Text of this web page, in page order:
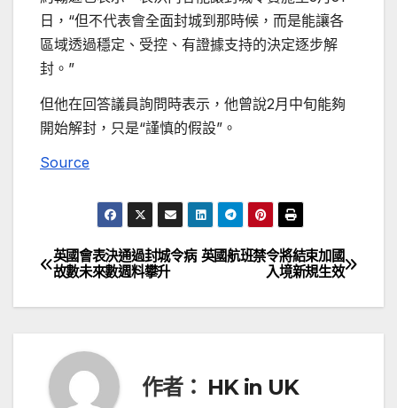
日，“但不代表會全面封城到那時候，而是能讓各
區域透過穩定、受控、有證據支持的決定逐步解
封。”
但他在回答議員詢問時表示，他曾說2月中旬能夠
開始解封，只是“謹慎的假設”。
Source
文
章
覽
英國航班禁令將結束加國
入境新規生效
英國會表決通過封城令病
故數未來數週料攀升
作者： HK in UK